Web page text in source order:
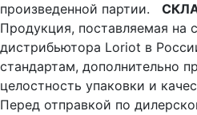
произведенной партии.
Продукция, поставляемая на
дистрибьютора Loriot в
стандартам, дополнительно
целостность упаковки и
Перед отправкой по